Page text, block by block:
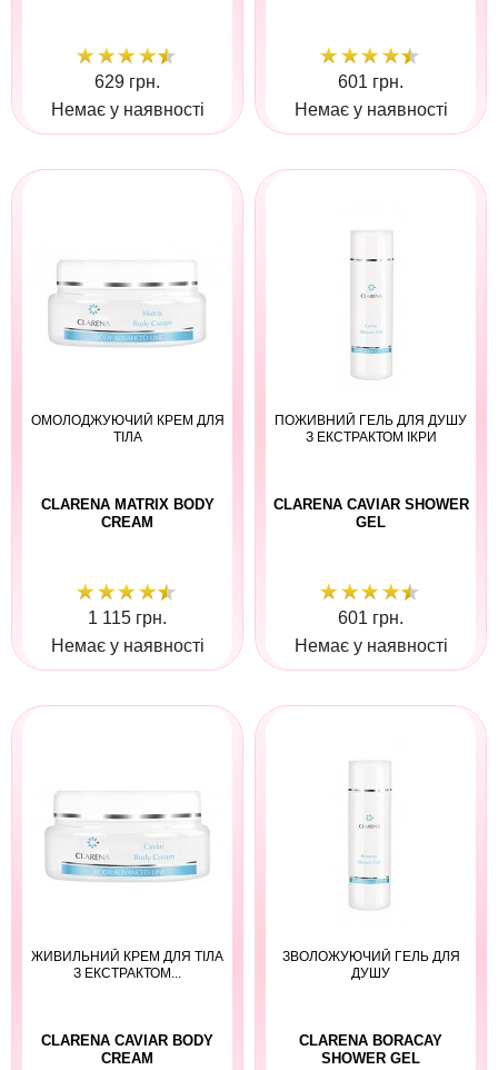
629 грн.
Немає у наявності
601 грн.
Немає у наявності
ОМОЛОДЖУЮЧИЙ КРЕМ ДЛЯ
ТІЛА
CLARENA MATRIX BODY
CREAM
1 115 грн.
Немає у наявності
ПОЖИВНИЙ ГЕЛЬ ДЛЯ ДУШУ
З ЕКСТРАКТОМ ІКРИ
CLARENA CAVIAR SHOWER
GEL
601 грн.
Немає у наявності
ЖИВИЛЬНИЙ КРЕМ ДЛЯ ТІЛА
З ЕКСТРАКТОМ...
CLARENA CAVIAR BODY
CREAM
ЗВОЛОЖУЮЧИЙ ГЕЛЬ ДЛЯ
ДУШУ
CLARENA BORACAY
SHOWER GEL